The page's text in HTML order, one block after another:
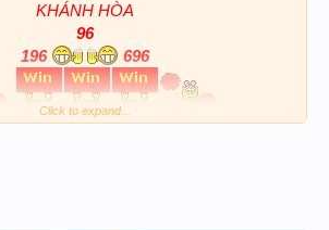
KHÁNH HÒA
96
196
696
EM DIỄN ĐÀN CHIẾN THẮNG
Click to expand...